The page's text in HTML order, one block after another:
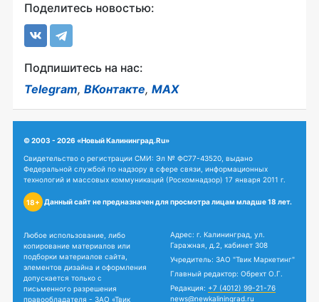
Поделитесь новостью:
Подпишитесь на нас:
Telegram, ВКонтакте, MAX
© 2003 - 2026 «Новый Калининград.Ru»
Свидетельство о регистрации СМИ: Эл № ФС77-43520, выдано
Федеральной службой по надзору в сфере связи, информационных
технологий и массовых коммуникаций (Роскомнадзор) 17 января 2011 г.
18+ Данный сайт не предназначен для просмотра лицам младше 18 лет.
Любое использование, либо
копирование материалов или
подборки материалов сайта,
элементов дизайна и оформления
допускается только с
письменного разрешения
правообладателя - ЗАО «Твик
Адрес: г. Калининград, ул.
Гаражная, д.2, кабинет 308
Учредитель: ЗАО "Твик Маркетинг"
Главный редактор: Обрехт О.Г.
Редакция: +7 (4012) 99-21-76
news@newkaliningrad.ru